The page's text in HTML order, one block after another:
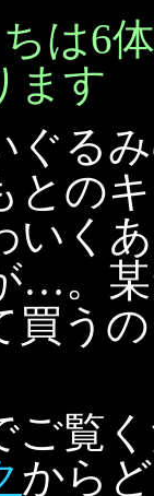
は6
ます
ぐる
との
いく
…。
買う
ご覧
から